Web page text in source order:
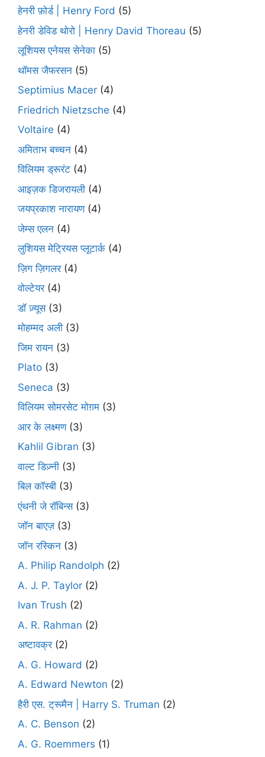
हेनरी फ़ोर्ड | Henry Ford (5)
हेनरी डेविड थोरो | Henry David Thoreau (5)
लूशियस एनेयस सेनेका (5)
थॉमस जैफरसन (5)
Septimius Macer (4)
Friedrich Nietzsche (4)
Voltaire (4)
अमिताभ बच्चन (4)
विलियम ड्रूरंट (4)
आइज़क डिजरायली (4)
जयप्रकाश नारायण(4)
जेम्स एलन (4)
लुशियस मेट्रियस प्लूटार्क (4)
ज़िग ज़िगलर(4)
वोल्टेयर(4)
डॉ ज़्यूस(3)
मोहम्मद अली (3)
जिम रायन (3)
Plato (3)
Seneca (3)
विलियम सोमरसेट मोग़म (3)
आर के लक्ष्मण(3)
Kahlil Gibran (3)
वाल्ट डिज़्नी (3)
बिल कॉस्बी (3)
एंथनी जे रॉबिन्स(3)
जॉन बाएज़ (3)
जॉन रस्किन (3)
A. Philip Randolph (2)
A. J. P. Taylor (2)
Ivan Trush (2)
A. R. Rahman (2)
अष्टावक्र(2)
A. G. Howard (2)
A. Edward Newton (2)
हैरी एस. ट्रूमैन | Harry S. Truman (2)
A. C. Benson (2)
A. G. Roemmers (1)